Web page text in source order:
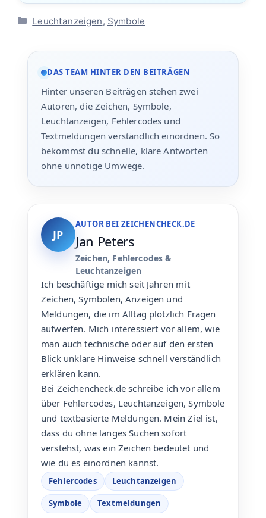
Kategorien
Leuchtanzeigen, Symbole
DAS TEAM HINTER DEN BEITRÄGEN
Hinter unseren Beiträgen stehen zwei
Autoren, die Zeichen, Symbole,
Leuchtanzeigen, Fehlercodes und
Textmeldungen verständlich einordnen. So
bekommst du schnelle, klare Antworten
ohne unnötige Umwege.
JP
AUTOR BEI ZEICHENCHECK.DE
Jan Peters
Zeichen, Fehlercodes &
Leuchtanzeigen
Ich beschäftige mich seit Jahren mit
Zeichen, Symbolen, Anzeigen und
Meldungen, die im Alltag plötzlich Fragen
aufwerfen. Mich interessiert vor allem, wie
man auch technische oder auf den ersten
Blick unklare Hinweise schnell verständlich
erklären kann.
Bei Zeichencheck.de schreibe ich vor allem
über Fehlercodes, Leuchtanzeigen, Symbole
und textbasierte Meldungen. Mein Ziel ist,
dass du ohne langes Suchen sofort
verstehst, was ein Zeichen bedeutet und
wie du es einordnen kannst.
Fehlercodes Leuchtanzeigen
Symbole Textmeldungen